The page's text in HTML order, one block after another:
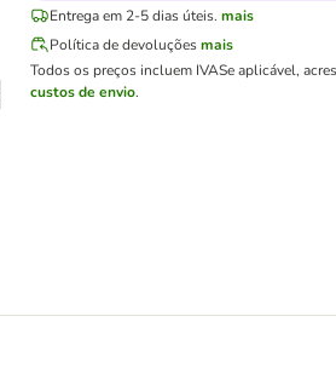
Entrega em 2-5 dias úteis. mais
Política de devoluções mais
Todos os preços incluem IVASe aplicável,
custos de envio.